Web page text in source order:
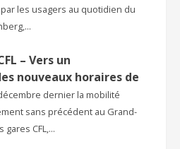
les usagers au quotidien du
– Vers un
nouveaux horaires de
dernier la mobilité
sans précédent au Grand-
CFL,...